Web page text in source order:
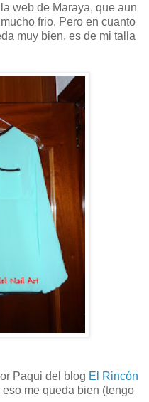
web de Maraya, que aun
frio. Pero en cuanto
muy bien, es de mi talla
Paqui del blog El Rincón
me queda bien (tengo